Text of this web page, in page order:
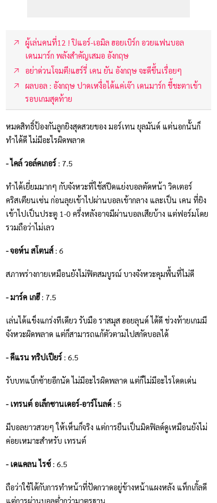
ผู้เล่นคนที่12 ! ปิแอร์-เอมิล ฮอยเบิร์ก อวยแฟนบอล
เดนมาร์ก พลังสำคัญเสมอ อังกฤษ
อย่าด่วนโจมตี!แฮร์รี่ เคน ยัน อังกฤษ จะดีขึ้นเรื่อยๆ
ผลบอล : อังกฤษ ปาดเหงื่อได้แค่เจ๊า เดนมาร์ก ชี้ชะตาเข้า
รอบเกมสุดท้าย
หมดสิทธิ์ป้องกันลูกยิงสุดสวยของ มอร์เทน ยุลมันด์ แต่นอกนั้นก็
ทำได้ดี ไม่มีอะไรผิดพลาด
- ไคล์ วอล์คเกอร์ : 7.5
ทำได้เยี่ยมมากๆ กับจังหวะที่ใช้สปีดแย่งบอลตัดหน้า วิคเตอร์
คริสเตียนเซ่น ก่อนลุยเข้าไปผ่านบอลเข้ากลาง และเป็น เคน ที่ยิง
เข้าไปเป็นประตู 1-0 ครึ่งหลังอาจมีผ่านบอลเสียบ้าง แต่ฟอร์มโดย
รวมถือว่าไม่เลว
- จอห์น สโตนส์ : 6
สภาพร่างกายเหมือนยังไม่ฟิตสมบูรณ์ บางจังหวะคุมพื้นที่ไม่ดี
- มาร์ค เกฮี: 7.5
เล่นได้แข็งแกร่งทีเดียว รับมือ ราสมุส ฮอยลุนด์ ได้ดี ช่วงท้ายเกมมี
จังหวะผิดพลาด แต่ก็สามารถแก้ตัวตามไปสกัดบอลได้
- คีแรน ทริปเปียร์ : 6.5
รับบทแบ็กซ้ายอีกนัด ไม่มีอะไรผิดพลาด แต่ก็ไม่มีอะไรโดดเด่น
- เทรนต์ อเล็กซานเดอร์-อาร์โนลด์ : 5
มีบอลยาวสวยๆ ให้เห็นก็จริง แต่การยืนเป็นมิดฟิลด์ดูเหมือนยังไม่
ค่อยเหมาะสำหรับ เทรนต์
- เดแคลน ไรซ์: 6.5
ถือว่าใช้ได้กับการทำหน้าที่ปัดกวาดอยู่ข้างหน้าแผงหลัง แท็กเกิ้ลดี